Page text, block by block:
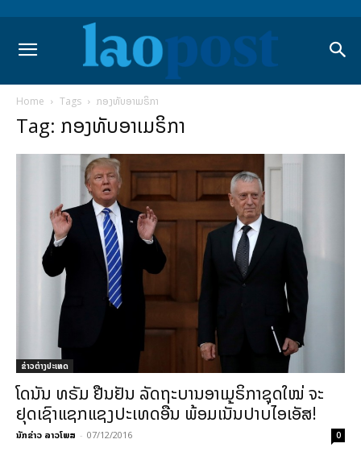
Home Tags ກອງທັບອາເມຣິກາ
Tag: ກອງທັບອາເມຣິກາ
ຂ່າວຕ່າງປະເທດ
ໂດນັນ ທຣັມ ຢືນຢັນ ລັດຖະບານອາເມຣິກາຊຸດໃໝ່ ຈະ
ຢຸດເຊົາແຊກແຊງປະເທດອື່ນ ພ້ອມເນັ້ນປາບໄອເອັສ!
ນັກຂ່າວ ລາວໂພສ - 07/12/2016 0